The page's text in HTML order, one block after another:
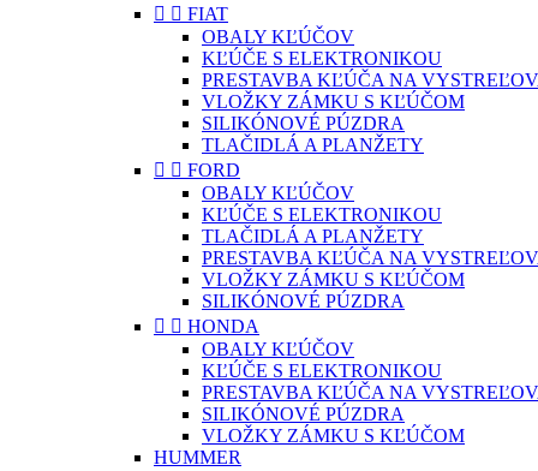
  FIAT
OBALY KĽÚČOV
KĽÚČE S ELEKTRONIKOU
PRESTAVBA KĽÚČA NA
VLOŽKY ZÁMKU S KĽÚČOM
SILIKÓNOVÉ PÚZDRA
TLAČIDLÁ A PLANŽETY
  FORD
OBALY KĽÚČOV
KĽÚČE S ELEKTRONIKOU
TLAČIDLÁ A PLANŽETY
PRESTAVBA KĽÚČA NA
VLOŽKY ZÁMKU S KĽÚČOM
SILIKÓNOVÉ PÚZDRA
  HONDA
OBALY KĽÚČOV
KĽÚČE S ELEKTRONIKOU
PRESTAVBA KĽÚČA NA
SILIKÓNOVÉ PÚZDRA
VLOŽKY ZÁMKU S KĽÚČOM
HUMMER